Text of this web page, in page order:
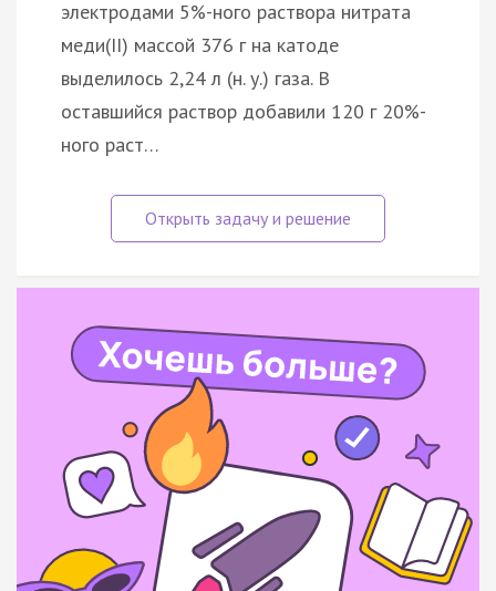
электродами 5%-ного раствора нитрата
меди(II) массой 376 г на катоде
выделилось 2,24 л (н. у.) газа. В
оставшийся раствор добавили 120 г 20%-
ного раст…